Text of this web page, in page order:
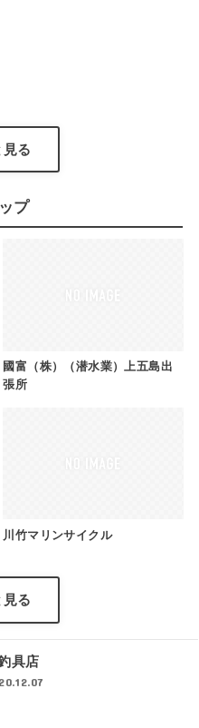
見る
プ
國富（株）（潜水業）上五島出
張所
川竹マリンサイクル
見る
具店